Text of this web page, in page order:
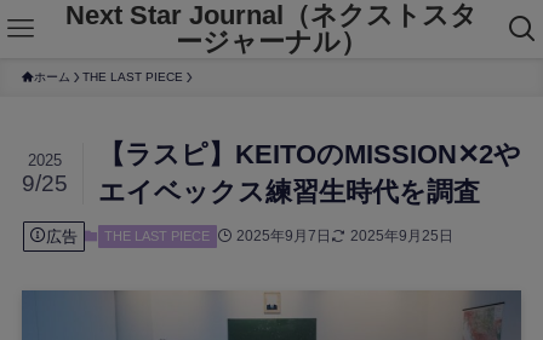
Next Star Journal（ネクストスタ
ージャーナル）
ホーム THE LAST PIECE
【ラスピ】KEITOのMISSION✕2や
エイベックス練習生時代を調査
2025
9/25
広告 THE LAST PIECE 2025年9月7日 2025年9月25日